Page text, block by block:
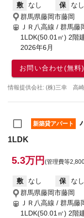
敷 なし 保 なし
群馬県藤岡市藤岡
ＪＲ八高線 / 群馬藤
1LDK(50.01㎡) 2階
2026年6月
お問い合わせ(無料)
情報提供会社: (株)三幸 高
新築貸アパート
1LDK
5.3万円 (管理費等
敷 なし 保 なし
群馬県藤岡市藤岡
ＪＲ八高線 / 群馬藤
1LDK(50.01㎡) 2階